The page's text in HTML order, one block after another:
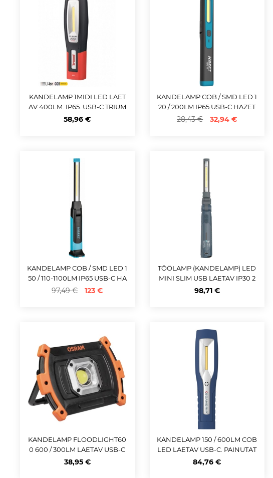
KANDELAMP 1MIDI LED LAET
AV 400LM. IP65. USB-C TRIUM
F
58,96 €
KANDELAMP COB / SMD LED 1
20 / 200LM IP65 USB-C HAZET
28,43 € 32,94 €
KANDELAMP COB / SMD LED 1
50 / 110-1100LM IP65 USB-C HA
ZET
97,49 € 123 €
TÖÖLAMP (KANDELAMP) LED
MINI SLIM USB LAETAV IP30 2
0 / 200LM SCANGRIP
98,71 €
KANDELAMP FLOODLIGHT60
0 600 / 300LM LAETAV USB-C
OSRAM
38,95 €
KANDELAMP 150 / 600LM COB
LED LAETAV USB-C. PAINUTAT
AV SCANGRIP
84,76 €